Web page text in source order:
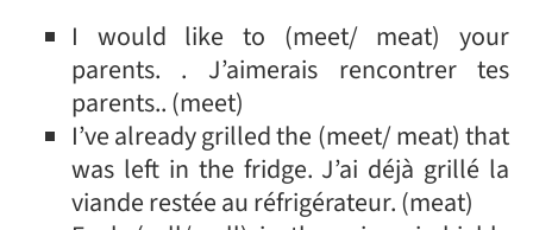
I would like to (meet/ meat) your
parents. . J’aimerais rencontrer tes
parents.. (meet)
I’ve already grilled the (meet/ meat) that
was left in the fridge. J’ai déjà grillé la
viande restée au réfrigérateur. (meat)